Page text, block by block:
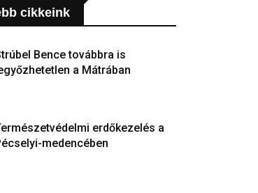
cikkeink
Bence továbbra is
a Mátrában
erdőkezelés a
medencében